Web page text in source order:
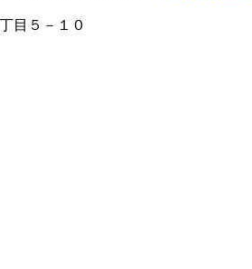
目５－１０